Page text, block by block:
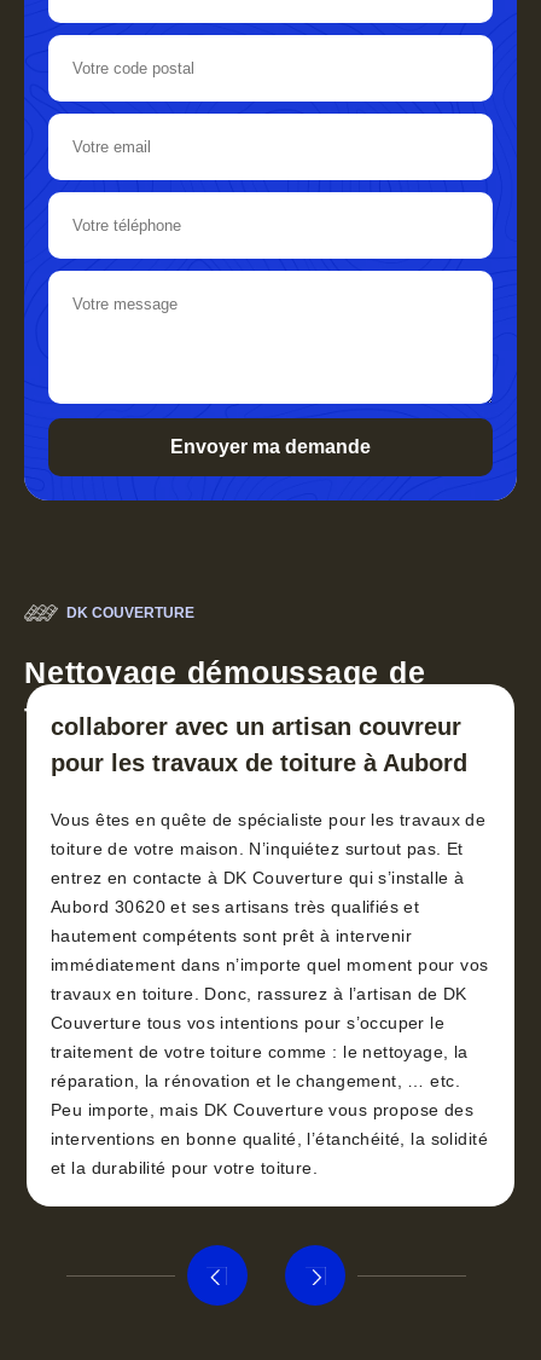
DK COUVERTURE
Nettoyage démoussage de
toiture 30
collaborer avec un artisan couvreur
pour les travaux de toiture à Aubord
Vous êtes en quête de spécialiste pour les travaux de
toiture de votre maison. N’inquiétez surtout pas. Et
entrez en contacte à DK Couverture qui s’installe à
Aubord 30620 et ses artisans très qualifiés et
hautement compétents sont prêt à intervenir
immédiatement dans n’importe quel moment pour vos
travaux en toiture. Donc, rassurez à l’artisan de DK
Couverture tous vos intentions pour s’occuper le
traitement de votre toiture comme : le nettoyage, la
réparation, la rénovation et le changement, … etc.
Peu importe, mais DK Couverture vous propose des
interventions en bonne qualité, l’étanchéité, la solidité
et la durabilité pour votre toiture.